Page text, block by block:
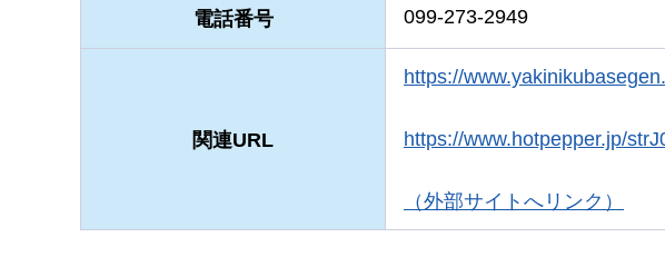
電話番号 099-273-2949
関連URL
https://
https://www.hotpepper.jp/
（外部サイトへリンク）